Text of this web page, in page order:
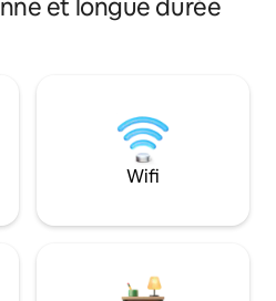
et longue durée
Wifi